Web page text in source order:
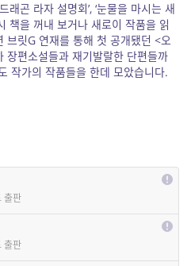
래곤 라자 설명회’, ‘눈물을 마시는 새
책을 꺼내 보거나 새로이 작품을 읽
브릿G 연재를 통해 첫 공개됐던 <오
장편소설들과 재기발랄한 단편들까
작가의 작품들을 한데 모았습니다.
출판
출판